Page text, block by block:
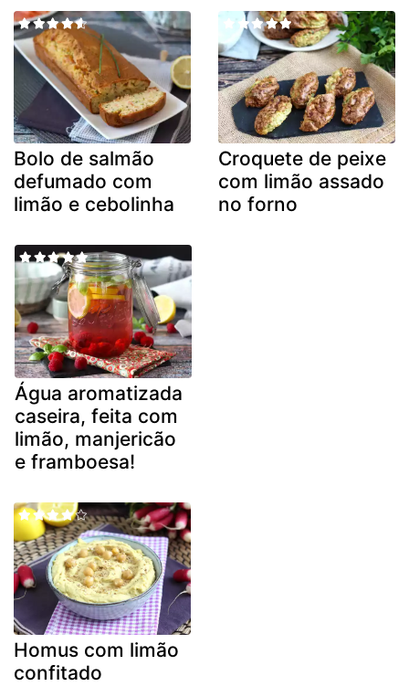
Bolo de salmão
defumado com
limão e cebolinha
Croquete de peixe
com limão assado
no forno
Água aromatizada
caseira, feita com
limão, manjericão
e framboesa!
Homus com limão
confitado